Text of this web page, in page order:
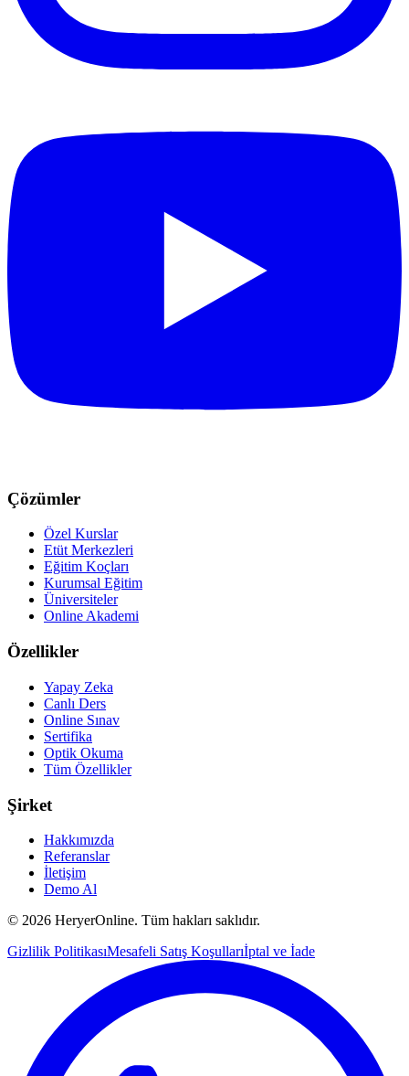
Çözümler
Özel Kurslar
Etüt Merkezleri
Eğitim Koçları
Kurumsal Eğitim
Üniversiteler
Online Akademi
Özellikler
Yapay Zeka
Canlı Ders
Online Sınav
Sertifika
Optik Okuma
Tüm Özellikler
Şirket
Hakkımızda
Referanslar
İletişim
Demo Al
© 2026 HeryerOnline. Tüm hakları saklıdır.
Gizlilik PolitikasıMesafeli Satış Koşullarıİptal ve İade